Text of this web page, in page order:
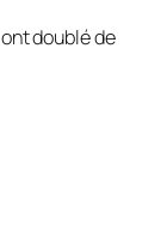
doublé de